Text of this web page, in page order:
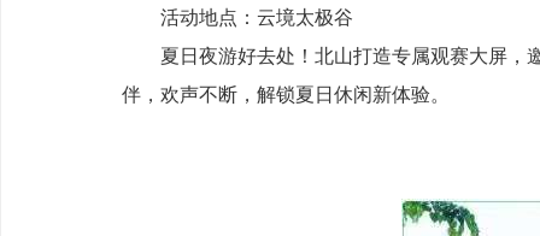
活动地点：云境太极谷
夏日夜游好去处！北山打造专属观赛大屏，
伴，欢声不断，解锁夏日休闲新体验。